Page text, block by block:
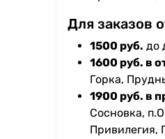
Для заказов
1500 руб. до
1600 руб. в
Горка,
1900 руб. в
Сосновка,
Привилегия,